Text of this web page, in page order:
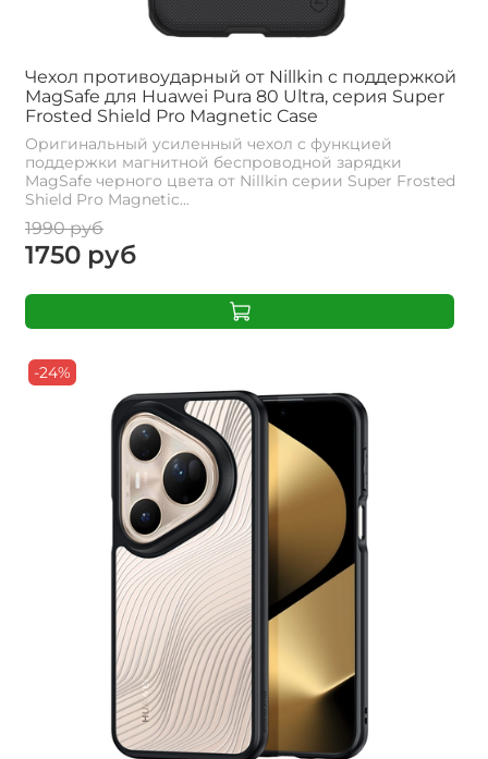
Чехол противоударный от Nillkin c поддержкой
MagSafe для Huawei Pura 80 Ultra, серия Super
Frosted Shield Pro Magnetic Case
Оригинальный усиленный чехол с функцией
поддержки магнитной беспроводной зарядки
MagSafe черного цвета от Nillkin серии Super Frosted
Shield Pro Magnetic...
1990 руб
1750 руб
-24%